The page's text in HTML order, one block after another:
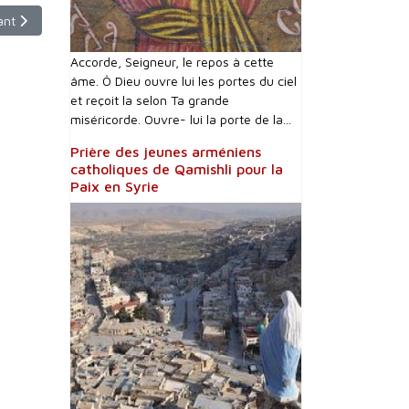
– Centre Arménien à Valence – Fête de st Thomas à
suivant : Notre Père en Soureth (Araméen)
Accorde, Seigneur, le repos à cette
âme. Ô Dieu ouvre lui les portes du ciel
et reçoit la selon Ta grande
miséricorde. Ouvre- lui la porte de la...
Prière des jeunes arméniens
catholiques de Qamishli pour la
Paix en Syrie